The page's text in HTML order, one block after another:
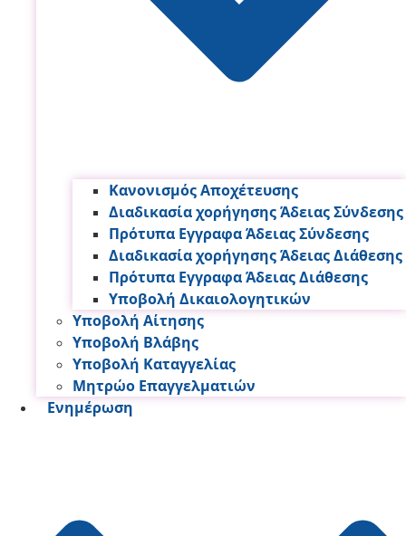
Κανονισμός Αποχέτευσης
Διαδικασία χορήγησης Άδειας Σύνδεσης
Πρότυπα Εγγραφα Άδειας Σύνδεσης
Διαδικασία χορήγησης Άδειας Διάθεσης
Πρότυπα Εγγραφα Άδειας Διάθεσης
Υποβολή Δικαιολογητικών
Υποβολή Αίτησης
Υποβολή Βλάβης
Υποβολή Καταγγελίας
Μητρώο Επαγγελματιών
Ενημέρωση